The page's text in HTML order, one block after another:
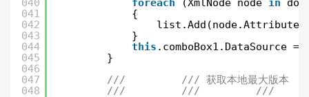
040
041
042
043
044
045
046
047
048
foreach
(XmlNode node in
{
}
this .comboBox1.DataSource
}
///         /// 获取本地最大版本
///         ///         ///